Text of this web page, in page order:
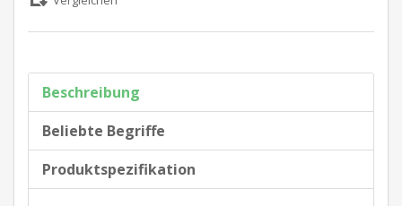
Beschreibung
Beliebte Begriffe
Produktspezifikation